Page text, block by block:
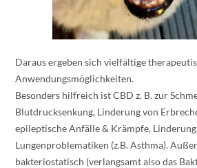
Daraus ergeben sich vielfältige
Anwendungsmöglichkeiten.
Besonders hilfreich ist CBD z. B. zur
Blutdrucksenkung, Linderung von
epileptische Anfälle & Krämpfe,
Lungenproblematiken (z.B. Asthma).
bakteriostatisch (verlangsamt also das